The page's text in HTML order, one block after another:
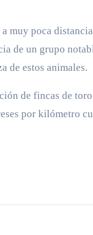
muy poca
de un grupo
de estos animales.
de fincas de
por kilómetro